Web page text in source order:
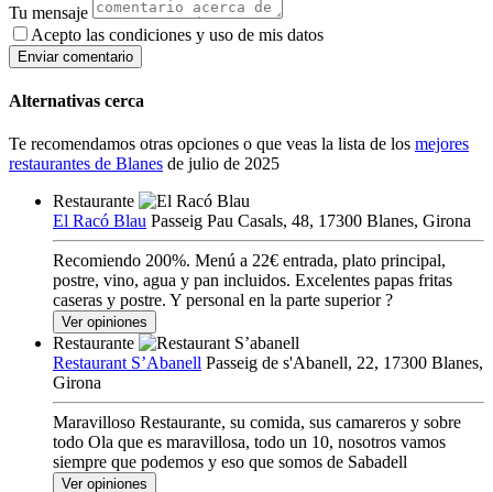
Tu mensaje
Acepto las condiciones y uso de mis datos
Enviar comentario
Alternativas cerca
Te recomendamos otras opciones o que veas la lista de los mejores
restaurantes de Blanes de julio de 2025
Restaurante
El Racó Blau Passeig Pau Casals, 48, 17300 Blanes, Girona
Recomiendo 200%. Menú a 22€ entrada, plato principal,
postre, vino, agua y pan incluidos. Excelentes papas fritas
caseras y postre. Y personal en la parte superior ?
Ver opiniones
Restaurante
Restaurant S’Abanell Passeig de s'Abanell, 22, 17300 Blanes,
Girona
Maravilloso Restaurante, su comida, sus camareros y sobre
todo Ola que es maravillosa, todo un 10, nosotros vamos
siempre que podemos y eso que somos de Sabadell
Ver opiniones